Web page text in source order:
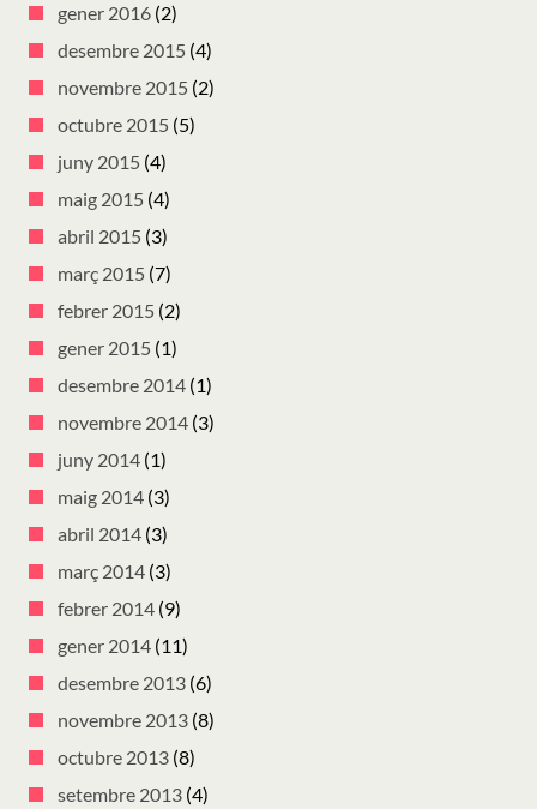
gener 2016 (2)
desembre 2015 (4)
novembre 2015 (2)
octubre 2015 (5)
juny 2015 (4)
maig 2015 (4)
abril 2015 (3)
març 2015 (7)
febrer 2015 (2)
gener 2015 (1)
desembre 2014 (1)
novembre 2014 (3)
juny 2014 (1)
maig 2014 (3)
abril 2014 (3)
març 2014 (3)
febrer 2014 (9)
gener 2014 (11)
desembre 2013 (6)
novembre 2013 (8)
octubre 2013 (8)
setembre 2013 (4)